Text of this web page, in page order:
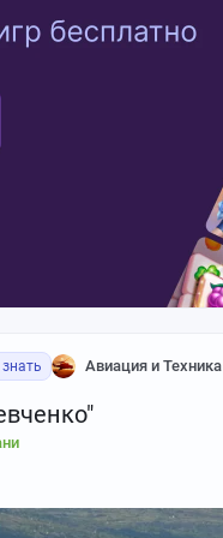
Авиация и Техника